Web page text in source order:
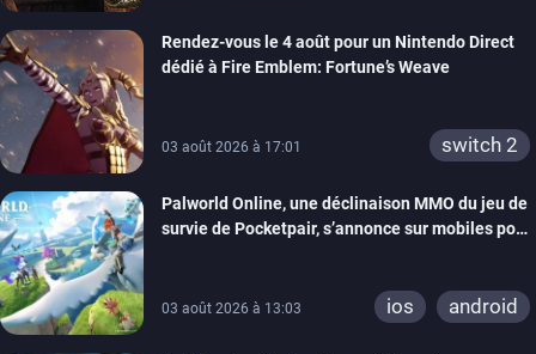
Rendez-vous le 4 août pour un Nintendo Direct
dédié à Fire Emblem: Fortune’s Weave
03 août 2026 à 17:01 switch 2
Palworld Online, une déclinaison MMO du jeu de
survie de Pocketpair, s’annonce sur mobiles pour
03 août 2026 à 13:03 ios android